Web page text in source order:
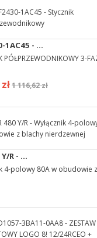
1AC45 - ...
PÓŁPRZEWODNIKOWY 3-
1 116,62 zł
R - ...
4-polowy 80A w obudowie